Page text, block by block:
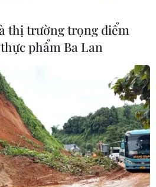
thị trường trọng điểm
phẩm Ba Lan